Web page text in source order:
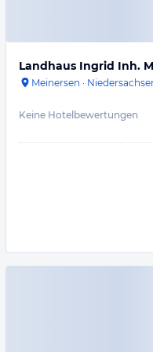
Landhaus Ingrid Inh.
Meinersen ·
Keine Hotelbewertungen